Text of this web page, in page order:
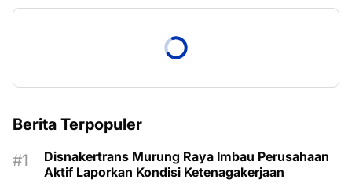
Berita Terpopuler
Disnakertrans Murung Raya Imbau Perusahaan
Aktif Laporkan Kondisi Ketenagakerjaan